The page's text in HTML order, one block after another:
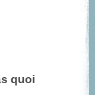
quoi